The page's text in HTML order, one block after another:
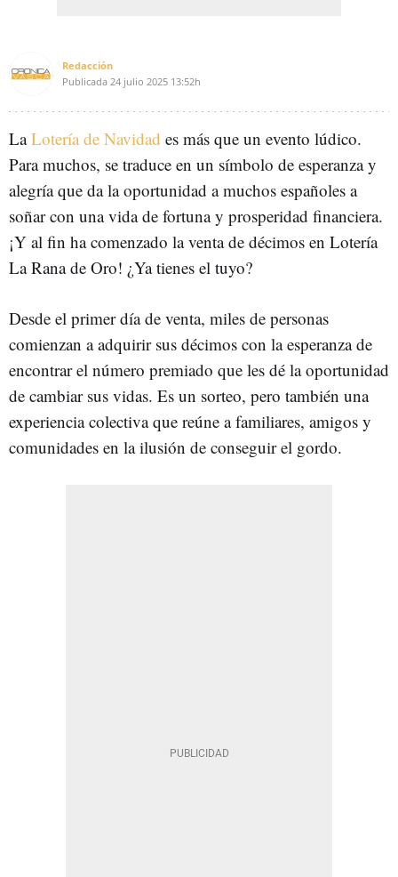
Redacción
Publicada 24 julio 2025 13:52h
LaLotería de Navidad es más que un evento lúdico.
Para muchos, se traduce en un símbolo de esperanza y
alegría que da la oportunidad a muchos españoles a
soñar con una vida de fortuna y prosperidad financiera.
¡Y al fin ha comenzado la venta de décimos en Lotería
La Rana de Oro! ¿Ya tienes el tuyo?
Desde el primer día de venta, miles de personas
comienzan a adquirir sus décimos con la esperanza de
encontrar el número premiado que les dé la oportunidad
de cambiar sus vidas. Es un sorteo, pero también una
experiencia colectiva que reúne a familiares, amigos y
comunidades en la ilusión de conseguir el gordo.